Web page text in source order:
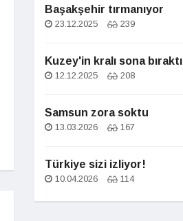
Başakşehir tırmanıyor
23.12.2025 239
Kuzey'in kralı sona bıraktı
12.12.2025 208
Samsun zora soktu
13.03.2026 167
Türkiye sizi izliyor!
10.04.2026 114